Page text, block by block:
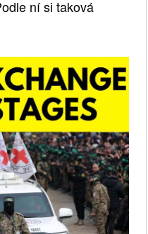
ní si taková